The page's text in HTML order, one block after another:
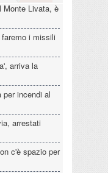
Monte Livata, è
i missili
arriva la
per incendi al
arrestati
c'è spazio per